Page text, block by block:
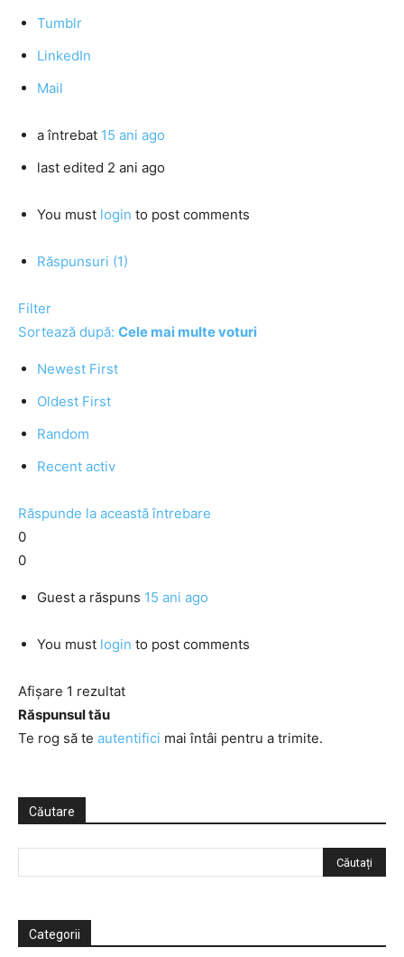
Tumblr
LinkedIn
Mail
a întrebat 15 ani ago
last edited 2 ani ago
You must login to post comments
Răspunsuri (1)
Filter
Sortează după: Cele mai multe voturi
Newest First
Oldest First
Random
Recent activ
Răspunde la această întrebare
0
0
Guest a răspuns 15 ani ago
You must login to post comments
Afișare 1 rezultat
Răspunsul tău
Te rog să te autentifici mai întâi pentru a trimite.
Căutare
Categorii